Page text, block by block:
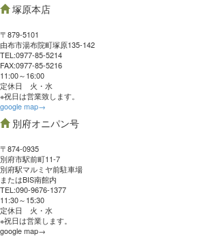
塚原本店
〒879-5101
由布市湯布院町塚原135-142
TEL:0977‐85-5214
FAX:0977‐85-5216
11:00～16:00
定休日 火・水
※祝日は営業致します。
google map→
別府オニパン号
〒874-0935
別府市駅前町11-7
別府駅マルミヤ前駐車場
またはBIS南館内
TEL:090-9676-1377
11:30～15:30
定休日 火・水
※祝日は営業します。
google map→